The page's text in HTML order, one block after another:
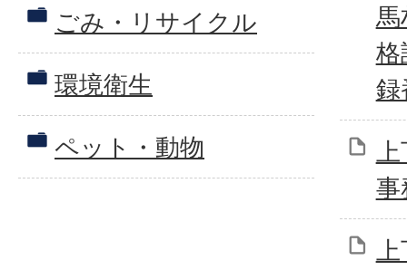
ごみ・リサイクル
環境衛生
ペット・動物
馬
格
録
上
事
上